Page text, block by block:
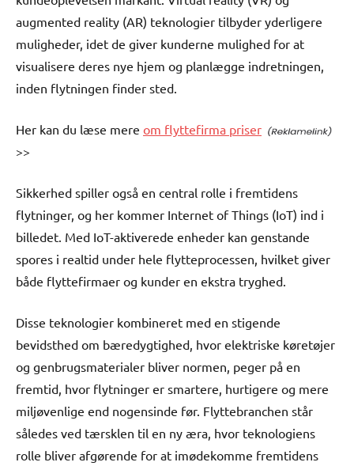
augmented reality (AR) teknologier tilbyder yderligere
muligheder, idet de giver kunderne mulighed for at
visualisere deres nye hjem og planlægge indretningen,
inden flytningen finder sted.
Her kan du læse mere om flyttefirma priser
>>
Sikkerhed spiller også en central rolle i fremtidens
flytninger, og her kommer Internet of Things (IoT) ind i
billedet. Med IoT-aktiverede enheder kan genstande
spores i realtid under hele flytteprocessen, hvilket giver
både flyttefirmaer og kunder en ekstra tryghed.
Disse teknologier kombineret med en stigende
bevidsthed om bæredygtighed, hvor elektriske køretøjer
og genbrugsmaterialer bliver normen, peger på en
fremtid, hvor flytninger er smartere, hurtigere og mere
miljøvenlige end nogensinde før. Flyttebranchen står
således ved tærsklen til en ny æra, hvor teknologiens
rolle bliver afgørende for at imødekomme fremtidens